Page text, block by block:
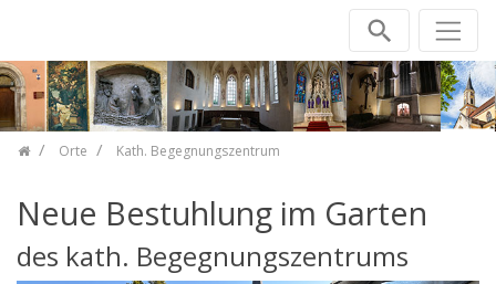
Zum Inhalt springen
Orte Kath. Begegnungszentrum
Neue Bestuhlung im Garten
des kath. Begegnungszentrums